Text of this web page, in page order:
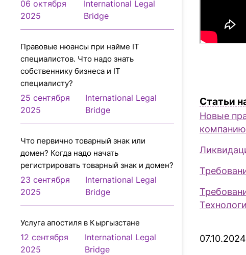
Статьи
Новые
07.10.2024
06 октября
2025
International Legal
Bridge
Правовые нюансы при найме IT
специалистов. Что надо знать
собственнику бизнеса и IT
специалисту?
25 сентября
2025
International Legal
Bridge
Что первично товарный знак или
домен? Когда надо начать
регистрировать товарный знак и домен?
23 сентября
2025
International Legal
Bridge
Услуга апостиля в Кыргызстане
12 сентября
2025
International Legal
Bridge